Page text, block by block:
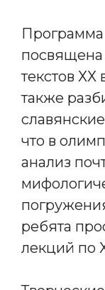
посвящена
текстов
также
что в
анализ
ребята
лекций по